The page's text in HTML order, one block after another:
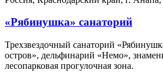
«Рябинушка» санаторий
Трехзвездочный санаторий
остров», дельфинарий «Немо»,
лесопарковая прогулочная зона.